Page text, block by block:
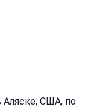
Аляске, США, по